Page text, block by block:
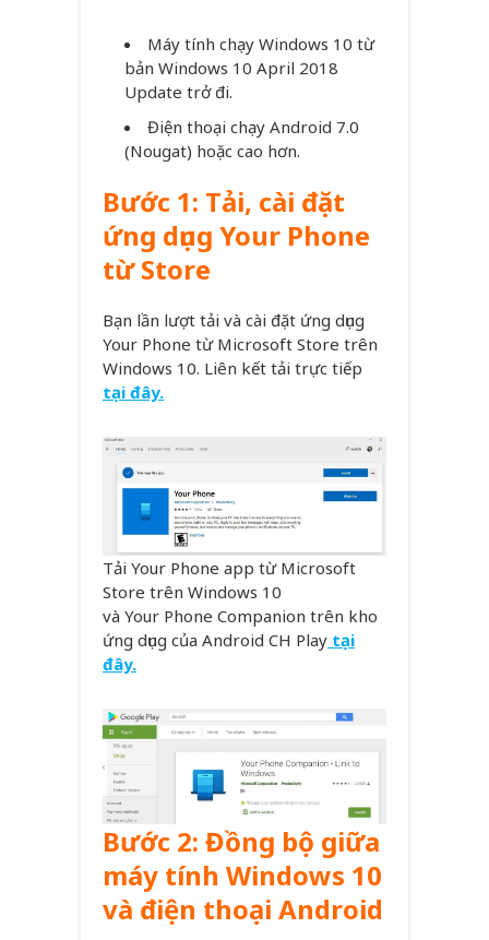
Máy tính chạy Windows 10 từ
bản Windows 10 April 2018
Update trở đi.
Điện thoại chạy Android 7.0
(Nougat) hoặc cao hơn.
Bước 1: Tải, cài đặt
ứng dụng Your Phone
từ Store
Bạn lần lượt tải và cài đặt ứng dụng
Your Phone từ Microsoft Store trên
Windows 10. Liên kết tải trực tiếp
tại đây.
Tải Your Phone app từ Microsoft
Store trên Windows 10
và Your Phone Companion trên kho
ứng dụng của Android CH Play tại
đây.
Bước 2: Đồng bộ giữa
máy tính Windows 10
và điện thoại Android